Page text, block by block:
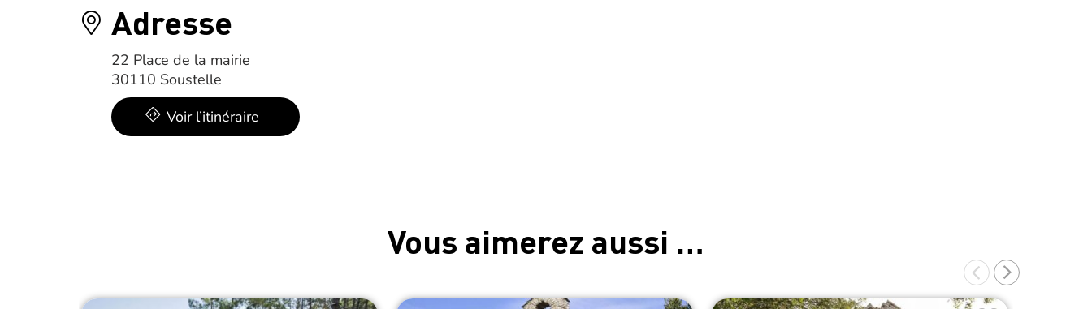
Adresse
22 Place de la mairie
30110 Soustelle
Voir l’itinéraire
Vous aimerez aussi …